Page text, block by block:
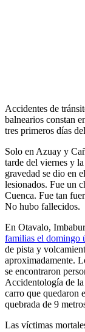
Accidentes de
balnearios constan
tres primeros días
Solo en Azuay y
tarde del viernes y
gravedad se dio en
lesionados. Fue un
Cuenca. Fue tan
No hubo fallecidos.
En Otavalo,
familias el domingo
de pista y
aproximadamente.
se encontraron
Accidentología de
carro que quedaron
quebrada de 9
Las víctimas